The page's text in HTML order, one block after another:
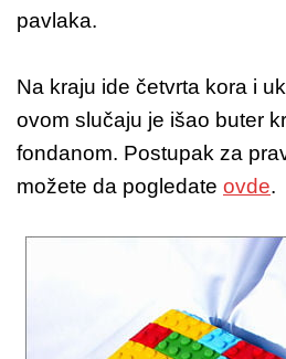
pavlaka.
Na kraju ide četvrta kora i
ovom slučaju je išao buter
fondanom. Postupak za
možete da pogledate ovde.